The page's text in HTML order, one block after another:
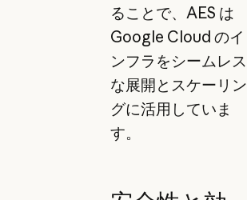
ることで、AES は
Google Cloud のイ
ンフラをシームレス
な展開とスケーリン
グに活用していま
す。